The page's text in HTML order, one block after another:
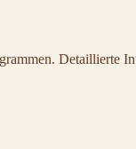
Detaillierte